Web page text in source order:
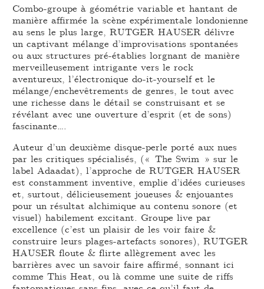
Combo-groupe à géométrie variable et hantant de
manière affirmée la scène expérimentale londonienne
au sens le plus large, RUTGER HAUSER délivre
un captivant mélange d’improvisations spontanées
ou aux structures pré-établies lorgnant de manière
merveilleusement intrigante vers le rock
aventureux, l’électronique do-it-yourself et le
mélange/enchevêtrements de genres, le tout avec
une richesse dans le détail se construisant et se
révélant avec une ouverture d’esprit (et de sons)
fascinante….
Auteur d’un deuxième disque-perle porté aux nues
par les critiques spécialisés, (« The Swim » sur le
label Adaadat), l’approche de RUTGER HAUSER
est constamment inventive, emplie d’idées curieuses
et, surtout, délicieusement joueuses & enjouantes
pour un résultat alchimique au contenu sonore (et
visuel) habilement excitant. Groupe live par
excellence (c’est un plaisir de les voir faire &
construire leurs plages-artefacts sonores), RUTGER
HAUSER floute & flirte allègrement avec les
barrières avec un savoir faire affirmé, sonnant ici
comme This Heat, ou là comme une suite de riffs